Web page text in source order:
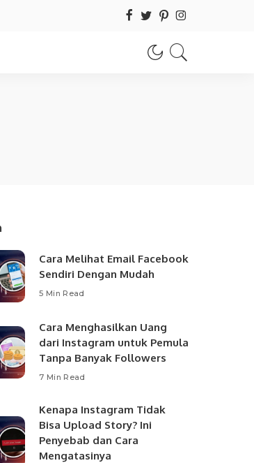
Cara Melihat Email Facebook
Sendiri Dengan Mudah
5 Min Read
Cara Menghasilkan Uang
dari Instagram untuk Pemula
Tanpa Banyak Followers
7 Min Read
Kenapa Instagram Tidak
Bisa Upload Story? Ini
Penyebab dan Cara
Mengatasinya